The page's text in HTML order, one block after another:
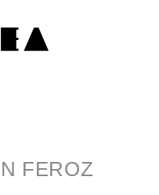
FEROZ